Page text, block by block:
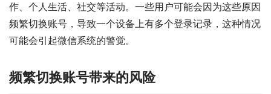
作、个人生活、社交等活动。一些用户可能会因为这些原因
频繁切换账号，导致一个设备上有多个登录记录，这种情况
可能会引起微信系统的警觉。
频繁切换账号带来的风险